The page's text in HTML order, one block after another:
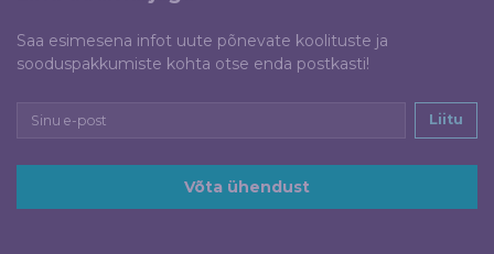
Saa esimesena infot uute põnevate koolituste ja
sooduspakkumiste kohta otse enda postkasti!
Liitu
Võta ühendust